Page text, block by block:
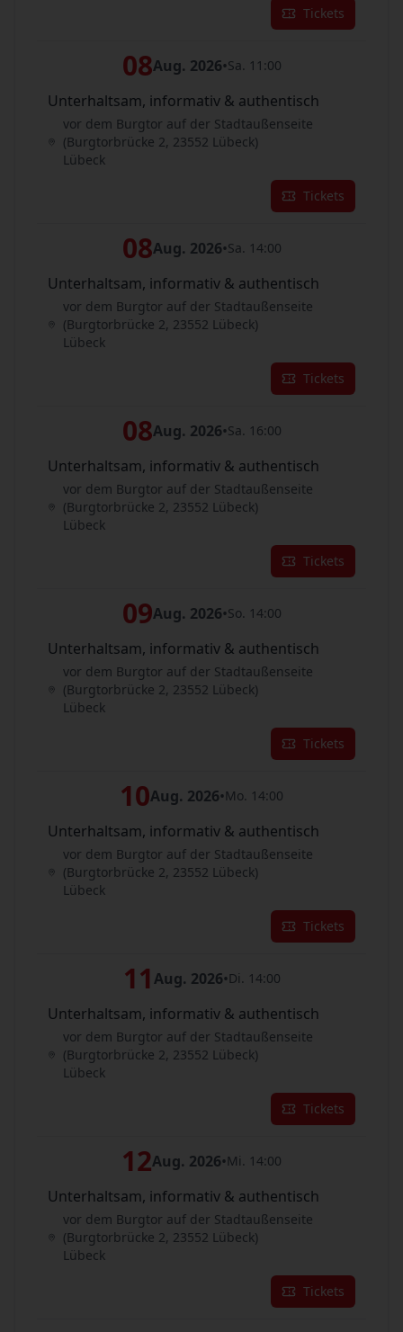
Tickets
08Aug. 2026•Sa. 11:00
Unterhaltsam, informativ & authentisch
vor dem Burgtor auf der Stadtaußenseite
(Burgtorbrücke 2, 23552 Lübeck)
Lübeck
Tickets
08Aug. 2026•Sa. 14:00
Unterhaltsam, informativ & authentisch
vor dem Burgtor auf der Stadtaußenseite
(Burgtorbrücke 2, 23552 Lübeck)
Lübeck
Tickets
08Aug. 2026•Sa. 16:00
Unterhaltsam, informativ & authentisch
vor dem Burgtor auf der Stadtaußenseite
(Burgtorbrücke 2, 23552 Lübeck)
Lübeck
Tickets
09Aug. 2026•So. 14:00
Unterhaltsam, informativ & authentisch
vor dem Burgtor auf der Stadtaußenseite
(Burgtorbrücke 2, 23552 Lübeck)
Lübeck
Tickets
10Aug. 2026•Mo. 14:00
Unterhaltsam, informativ & authentisch
vor dem Burgtor auf der Stadtaußenseite
(Burgtorbrücke 2, 23552 Lübeck)
Lübeck
Tickets
11 Aug. 2026•Di. 14:00
Unterhaltsam, informativ & authentisch
vor dem Burgtor auf der Stadtaußenseite
(Burgtorbrücke 2, 23552 Lübeck)
Lübeck
Tickets
12Aug. 2026•Mi. 14:00
Unterhaltsam, informativ & authentisch
vor dem Burgtor auf der Stadtaußenseite
(Burgtorbrücke 2, 23552 Lübeck)
Lübeck
Tickets